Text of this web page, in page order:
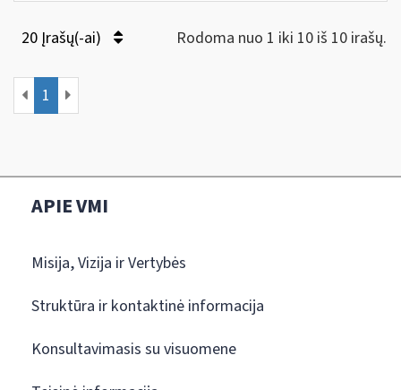
20 Įrašų(-ai) Rodoma nuo 1 iki 10 iš 10 irašų.
1
APIE VMI
Misija, Vizija ir Vertybės
Struktūra ir kontaktinė informacija
Konsultavimasis su visuomene